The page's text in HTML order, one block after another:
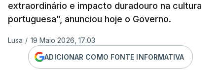
extraordinário e impacto duradouro na cultura
portuguesa", anunciou hoje o Governo.
Lusa / 19 Maio 2026, 17:03
ADICIONAR COMO FONTE INFORMATIVA